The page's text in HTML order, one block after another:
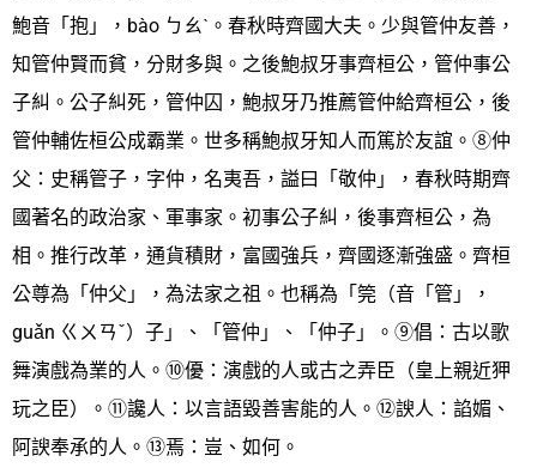
鮑音「抱」，bào ㄅㄠˋ。春秋時齊國大夫。少與管仲友善，
知管仲賢而貧，分財多與。之後鮑叔牙事齊桓公，管仲事公
子糾。公子糾死，管仲囚，鮑叔牙乃推薦管仲給齊桓公，後
管仲輔佐桓公成霸業。世多稱鮑叔牙知人而篤於友誼。⑧仲
父：史稱管子，字仲，名夷吾，謚曰「敬仲」，春秋時期齊
國著名的政治家、軍事家。初事公子糾，後事齊桓公，為
相。推行改革，通貨積財，富國強兵，齊國逐漸強盛。齊桓
公尊為「仲父」，為法家之祖。也稱為「筦（音「管」，
guǎn ㄍㄨㄢˇ）子」、「管仲」、「仲子」。⑨倡：古以歌
舞演戲為業的人。⑩優：演戲的人或古之弄臣（皇上親近狎
玩之臣）。⑪讒人：以言語毀善害能的人。⑫諛人：諂媚、
阿諛奉承的人。⑬焉：豈、如何。